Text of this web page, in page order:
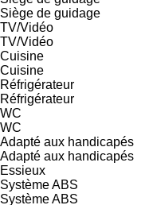
Siège de guidage
TV/Vidéo
TV/Vidéo
Cuisine
Cuisine
Réfrigérateur
Réfrigérateur
WC
WC
Adapté aux handicapés
Adapté aux handicapés
Essieux
Système ABS
Système ABS